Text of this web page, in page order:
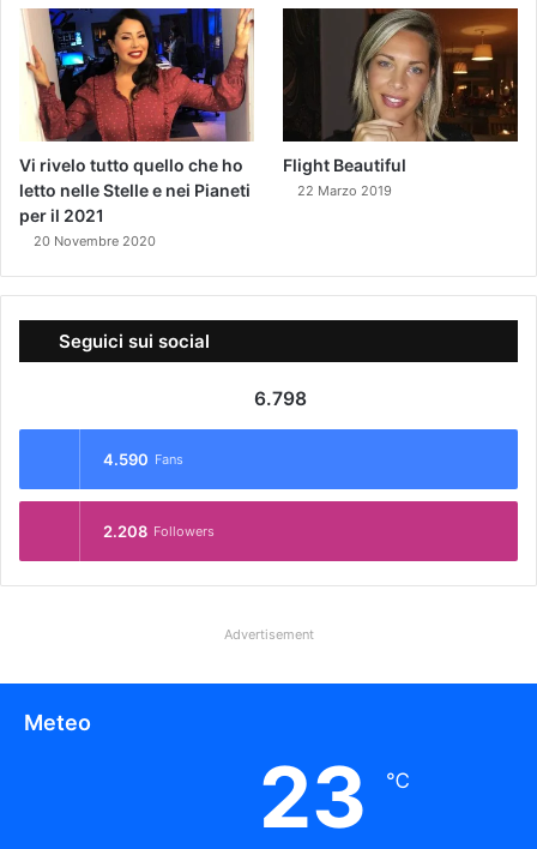
Vi rivelo tutto quello che ho
letto nelle Stelle e nei Pianeti
per il 2021
20 Novembre 2020
Flight Beautiful
22 Marzo 2019
Seguici sui social
6.798
4.590 Fans
2.208 Followers
Advertisement
Meteo
23 ℃